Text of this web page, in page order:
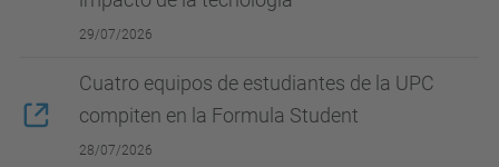
29/07/2026
Cuatro equipos de estudiantes de la UPC
compiten en la Formula Student
28/07/2026